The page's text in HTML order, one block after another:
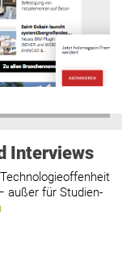
Interviews
außer für Studien-